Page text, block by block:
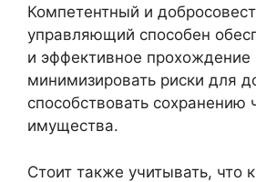
Компетентный и
управляющий способен
и эффективное прохождение
минимизировать риски для
способствовать сохранению
имущества.
Стоит также учитывать, что